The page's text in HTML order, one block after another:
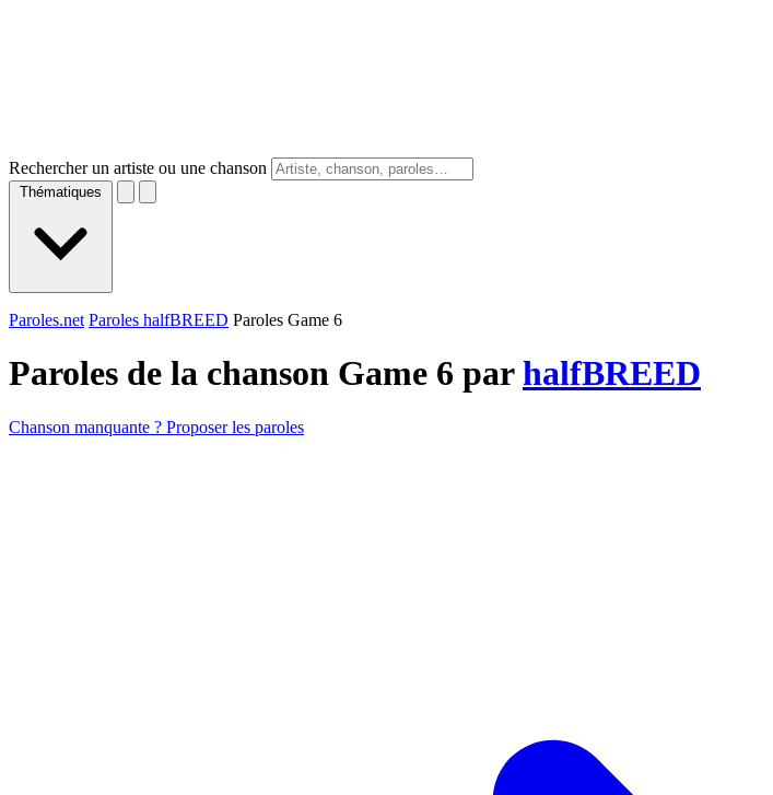
Rechercher un artiste ou une chanson
Thématiques
Paroles.net Paroles halfBREED Paroles Game 6
Paroles de la chanson Game 6 parhalfBREED
Chanson manquante ? Proposer les paroles